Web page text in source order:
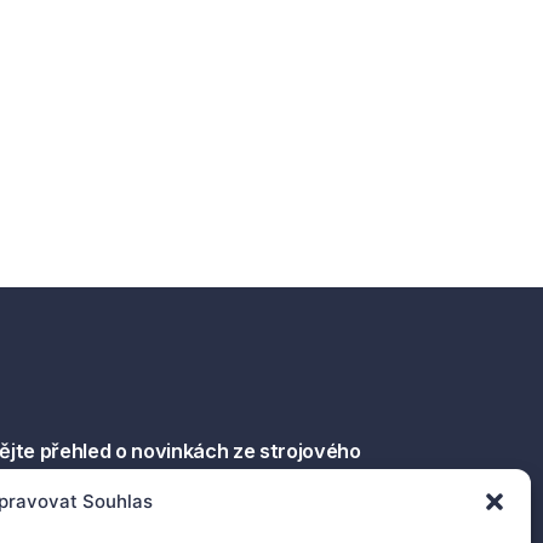
Souhlas
přehled o novinkách ze strojového